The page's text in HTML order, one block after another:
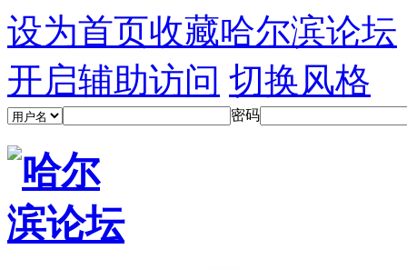
设为首页收藏哈尔滨论坛
开启辅助访问 切换风格
密码